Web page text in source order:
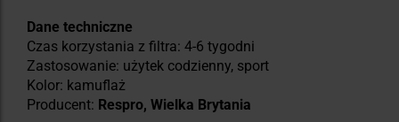
Dane techniczne
Czas korzystania z filtra: 4-6 tygodni
Zastosowanie: użytek codzienny, sport
Kolor: kamuflaż
Producent: Respro, Wielka Brytania